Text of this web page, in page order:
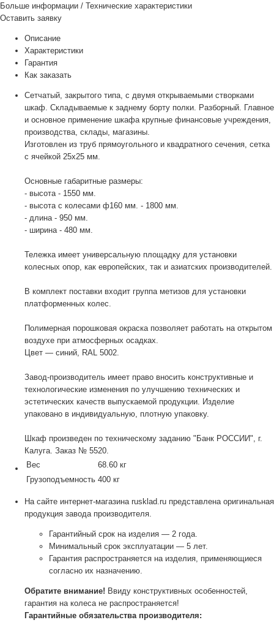
Больше информации / Технические характеристики
Оставить заявку
Описание
Характеристики
Гарантия
Как заказать
Сетчатый, закрытого типа, с двумя открываемыми створками
шкаф. Складываемые к заднему борту полки. Разборный. Главное
и основное применение шкафа крупные финансовые учреждения,
производства, склады, магазины.
Изготовлен из труб прямоугольного и квадратного сечения, сетка
с ячейкой 25х25 мм.
Основные габаритные размеры:
- высота - 1550 мм.
- высота с колесами ф160 мм. - 1800 мм.
- длина - 950 мм.
- ширина - 480 мм.
Тележка имеет универсальную площадку для установки
колесных опор, как европейских, так и азиатских производителей.
В комплект поставки входит группа метизов для установки
платформенных колес.
Полимерная порошковая окраска позволяет работать на открытом
воздухе при атмосферных осадках.
Цвет — синий, RAL 5002.
Завод-производитель имеет право вносить конструктивные и
технологические изменения по улучшению технических и
эстетических качеств выпускаемой продукции. Изделие
упаковано в индивидуальную, плотную упаковку.
Шкаф произведен по техническому заданию "Банк РОССИИ", г.
Калуга. Заказ № 5520.
Вес
68.60 кг
Грузоподъемность 400 кг
На сайте интернет-магазина rusklad.ru представлена оригинальная
продукция завода производителя.
Гарантийный срок на изделия — 2 года.
Минимальный срок эксплуатации — 5 лет.
Гарантия распространяется на изделия, применяющиеся
согласно их назначению.
Обратите внимание! Ввиду конструктивных особенностей,
гарантия на колеса не распространяется!
Гарантийные обязательства производителя: